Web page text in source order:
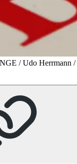
/ Udo Herrmann /